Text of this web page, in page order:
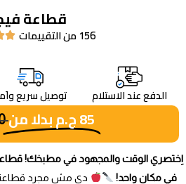
قطاعة
156 من التقييمات 
الدفع عند الاستلام توصيل سريع
85ج.مبدلا من
في مكان واحد!
دي مش مجرد